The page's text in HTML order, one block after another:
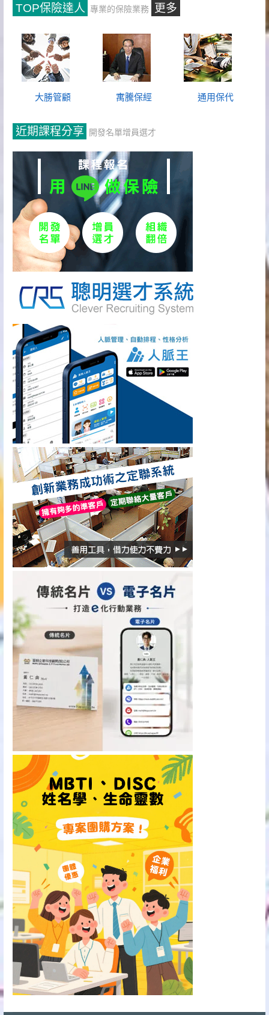
TOP保險達人 專業的保險業務 更多
大勝管顧 寓騰保經 通用保代
近期課程分享 開發名單增員選才